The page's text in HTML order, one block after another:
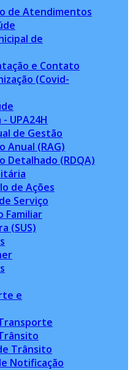
de Atendimentos
de
e Contato
(Covid-
UPA24H
de Gestão
Anual (RAG)
Detalhado (RDQA)
de Ações
Serviço
Familiar
(SUS)
e
Trânsito
Notificação